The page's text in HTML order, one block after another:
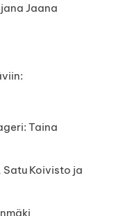
Jaana
Taina
Koivisto ja